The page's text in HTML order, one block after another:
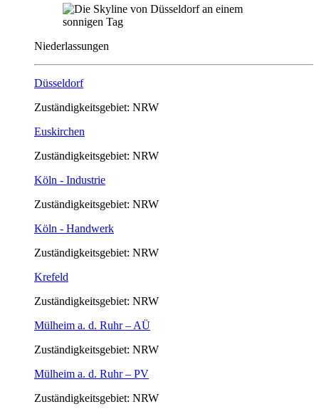
Niederlassungen
Düsseldorf
Zuständigkeitsgebiet: NRW
Euskirchen
Zuständigkeitsgebiet: NRW
Köln - Industrie
Zuständigkeitsgebiet: NRW
Köln - Handwerk
Zuständigkeitsgebiet: NRW
Krefeld
Zuständigkeitsgebiet: NRW
Mülheim a. d. Ruhr – AÜ
Zuständigkeitsgebiet: NRW
Mülheim a. d. Ruhr – PV
Zuständigkeitsgebiet: NRW